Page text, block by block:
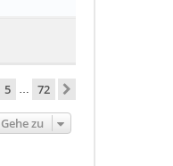
5 … 72
Gehe zu